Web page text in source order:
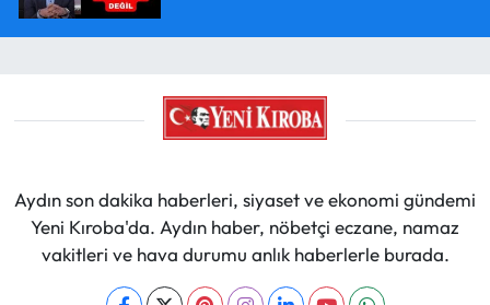
Aydın son dakika haberleri, siyaset ve ekonomi gündemi
Yeni Kıroba'da. Aydın haber, nöbetçi eczane, namaz
vakitleri ve hava durumu anlık haberlerle burada.